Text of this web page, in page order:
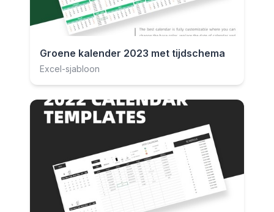
Groene kalender 2023 met tijdschema
Excel-sjabloon